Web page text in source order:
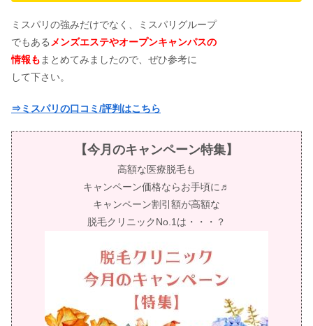
ミスパリの強みだけでなく、ミスパリグループ
でもある メンズエステやオープンキャンパスの
情報も まとめてみましたので、ぜひ参考に
して下さい。
⇒ミスパリの口コミ/評判はこちら
【今月のキャンペーン特集】
高額な医療脱毛も
キャンペーン価格ならお手頃に♬
キャンペーン割引額が高額な
脱毛クリニックNo.1は・・・？